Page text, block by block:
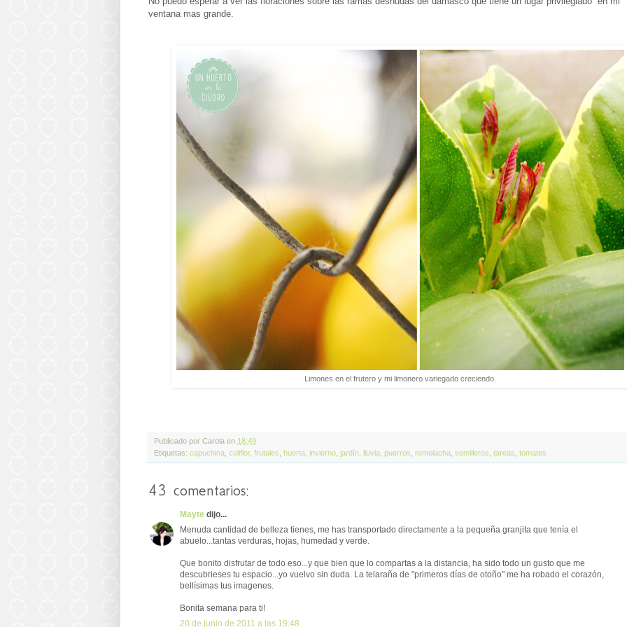
ventana mas grande.
Limones en el frutero y mi limonero variegado creciendo.
Publicado por Carola en 18:49
Etiquetas: capuchina coliflor, frutales huerta invierno jardín lluvia puerros remolacha semilleros tareas tomates
43 comentarios:
Mayte dijo...
Menuda cantidad de belleza tienes, me has transportado directamente a la pequeña granjita que tenía el
abuelo...tantas verduras, hojas, humedad y verde.
Que bonito disfrutar de todo eso...y que bien que lo compartas a la distancia, ha sido todo un gusto que me
descubrieses tu espacio...yo vuelvo sin duda. La telaraña de "primeros días de otoño" me ha robado el corazón,
bellísimas tus imagenes.
Bonita semana para ti!
20 de junio de 2011 a las 19:48